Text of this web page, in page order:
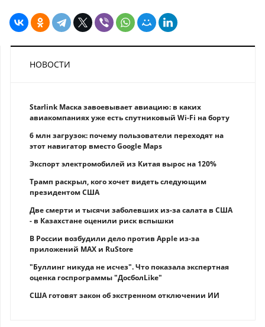
НОВОСТИ
Starlink Маска завоевывает авиацию: в каких
авиакомпаниях уже есть спутниковый Wi-Fi на борту
6 млн загрузок: почему пользователи переходят на
этот навигатор вместо Google Maps
Экспорт электромобилей из Китая вырос на 120%
Трамп раскрыл, кого хочет видеть следующим
президентом США
Две смерти и тысячи заболевших из-за салата в США
- в Казахстане оценили риск вспышки
В России возбудили дело против Apple из-за
приложений MAX и RuStore
"Буллинг никуда не исчез". Что показала экспертная
оценка госпрограммы "ДосболLike"
США готовят закон об экстренном отключении ИИ